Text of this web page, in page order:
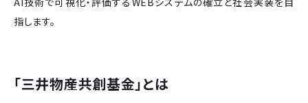
指します。
「三井物産共創基金」とは